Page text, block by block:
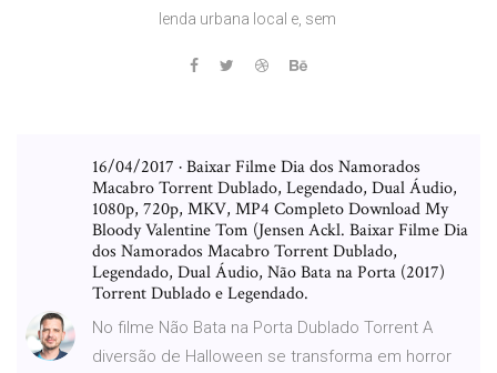
lenda urbana local e, sem
16/04/2017 · Baixar Filme Dia dos Namorados
Macabro Torrent Dublado, Legendado, Dual Áudio,
1080p, 720p, MKV, MP4 Completo Download My
Bloody Valentine Tom (Jensen Ackl. Baixar Filme Dia
dos Namorados Macabro Torrent Dublado,
Legendado, Dual Áudio, Não Bata na Porta (2017)
Torrent Dublado e Legendado.
No filme Não Bata na Porta Dublado Torrent A
diversão de Halloween se transforma em horror